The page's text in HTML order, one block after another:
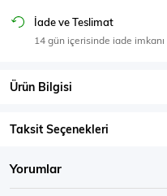
İade ve Teslimat
14 gün içerisinde iade imkanı
Ürün Bilgisi
Taksit Seçenekleri
Yorumlar